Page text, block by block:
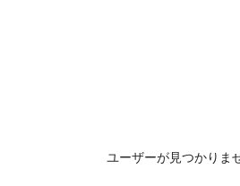
ユーザーが見つかりま